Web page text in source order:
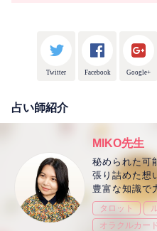
Twitter Facebook Google+
占い師紹介
MIKO先生
秘められた可
張り詰めた想
豊富な知識で
タロット
オラクルカード